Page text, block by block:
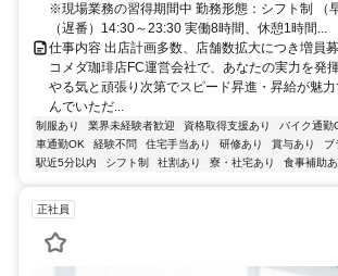
※現場業務の習得期間中 勤務形態：シフト制 （
（遅番）14:30～23:30 実働8時間、休憩1時間...
仕事内容 出店計画多数、店舗数拡大につき増員
コメダ珈琲店FC運営会社で、あなたの実力を発
やる気と頑張り次第でスピード昇進・昇給が魅
んでいただ...
制服あり 業界未経験者歓迎 資格取得支援あり バイク通勤
車通勤OK
経験不問 住宅手当あり 研修あり 賞与あり ブ
駅近5分以内
シフト制 社割あり 寮・社宅あり 食事補助あ
正社員